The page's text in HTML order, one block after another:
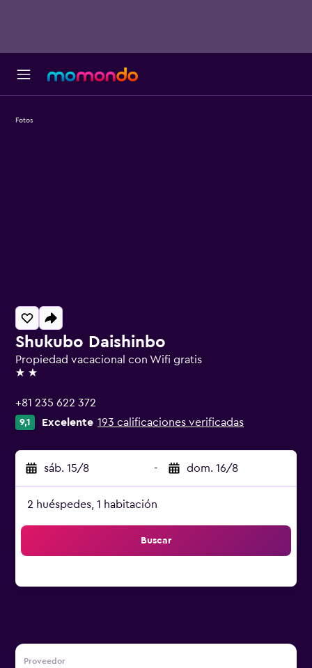
Shukubo Daishinbo
Propiedad vacacional con Wifi gratis
2 estrellas
+81 235 622 372
9,1 Excelente 193 calificaciones verificadas
sáb. 15/8 - dom. 16/8
2 huéspedes, 1 habitación
Buscar
Proveedor
Fotos